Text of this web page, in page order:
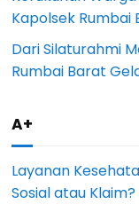
Kapolsek Rumbai
Dari Silaturahmi
Rumbai Barat
A+
Layanan
Sosial atau Klaim?